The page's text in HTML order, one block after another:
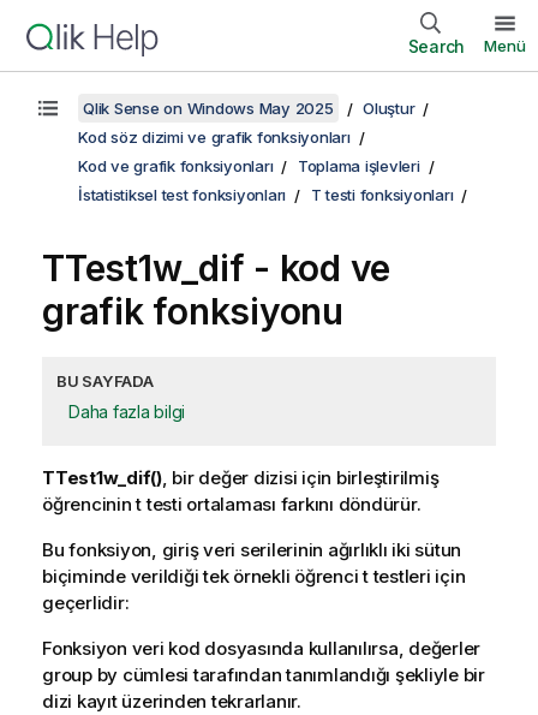
Search Menü
Qlik Sense on Windows May 2025
Oluştur
Kod söz dizimi ve grafik fonksiyonları
Kod ve grafik fonksiyonları
Toplama işlevleri
İstatistiksel test fonksiyonları
T testi fonksiyonları
TTest1w_dif - kod ve
grafik fonksiyonu
BU SAYFADA
Daha fazla bilgi
TTest1w_dif(), bir değer dizisi için birleştirilmiş
öğrencinin t testi ortalaması farkını döndürür.
Bu fonksiyon, giriş veri serilerinin ağırlıklı iki sütun
biçiminde verildiği tek örnekli öğrenci t testleri için
geçerlidir:
Fonksiyon veri kod dosyasında kullanılırsa, değerler
group by cümlesi tarafından tanımlandığı şekliyle bir
dizi kayıt üzerinden tekrarlanır.